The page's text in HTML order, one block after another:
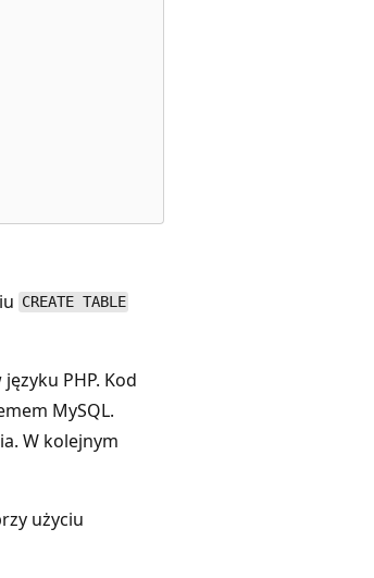
CREATE TABLE
PHP. Kod
MySQL.
W kolejnym
użyciu